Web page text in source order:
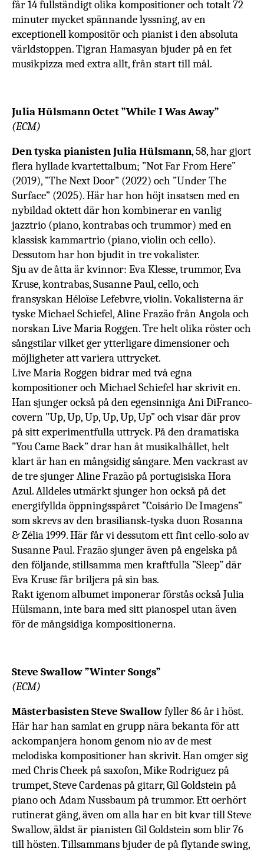
får 14 fullständigt olika kompositioner och totalt 72
minuter mycket spännande lyssning, av en
exceptionell kompositör och pianist i den absoluta
världstoppen. TigranHamasyanbjuder på en fet
musikpizza med extra allt, från start till mål.
Julia Hülsmann Octet ”While I Was Away”
(ECM)
Den tyska pianisten Julia Hülsmann, 58, har gjort
flera hyllade kvartettalbum; ”Not Far From Here”
(2019), ”The Next Door” (2022) och ”Under The
Surface” (2025). Här har hon höjt insatsen med en
nybildad oktett där hon kombinerar en vanlig
jazztrio (piano, kontrabas och trummor) med en
klassisk kammartrio (piano, violin och cello).
Dessutom har hon bjudit in tre vokalister.
Sju av de åtta är kvinnor: Eva Klesse, trummor, Eva
Kruse, kontrabas, Susanne Paul, cello, och
fransyskan Héloïse Lefebvre, violin. Vokalisterna är
tyske Michael Schiefel, Aline Frazão från Angola och
norskan Live Maria Roggen. Tre helt olika röster och
sångstilar vilket ger ytterligare dimensioner och
möjligheter att variera uttrycket.
Live Maria Roggen bidrar med två egna
kompositioner och Michael Schiefel har skrivit en.
Han sjunger också på den egensinniga Ani DiFranco-
covern ”Up, Up, Up, Up, Up, Up” och visar där prov
på sitt experimentfulla uttryck. På den dramatiska
”You Came Back” drar han åt musikalhållet, helt
klart är han en mångsidig sångare. Men vackrast av
de tre sjunger Aline Frazão på portugisiska Hora
Azul. Alldeles utmärkt sjunger hon också på det
energifyllda öppningsspåret ”Coisário De Imagens”
som skrevs av den brasiliansk-tyska duon Rosanna
& Zélia 1999. Här får vi dessutom ett fint cello-solo av
Susanne Paul. Frazão sjunger även på engelska på
den följande, stillsamma men kraftfulla ”Sleep” där
Eva Kruse får briljera på sin bas.
Rakt igenom albumet imponerar förstås också Julia
Hülsmann, inte bara med sitt pianospel utan även
för de mångsidiga kompositionerna.
Steve Swallow ”Winter Songs”
(ECM)
Mästerbasisten Steve Swallowfyller 86 år i höst.
Här har han samlat en grupp nära bekanta för att
ackompanjera honom genom nio av de mest
melodiska kompositioner han skrivit. Han omger sig
med Chris Cheek på saxofon, Mike Rodriguez på
trumpet, Steve Cardenas på gitarr, Gil Goldstein på
piano och Adam Nussbaum på trummor. Ett oerhört
rutinerat gäng, även om alla har en bit kvar till Steve
Swallow, äldst är pianisten Gil Goldstein som blir 76
till hösten. Tillsammans bjuder de på flytande swing,